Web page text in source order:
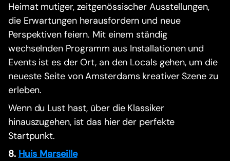
Heimat mutiger, zeitgenössischer Ausstellungen,
die Erwartungen herausfordern und neue
Perspektiven feiern. Mit einem ständig
wechselnden Programm aus Installationen und
Events ist es der Ort, an den Locals gehen, um die
neueste Seite von Amsterdams kreativer Szene zu
erleben.
Wenn du Lust hast, über die Klassiker
hinauszugehen, ist das hier der perfekte
Startpunkt.
8. Huis Marseille